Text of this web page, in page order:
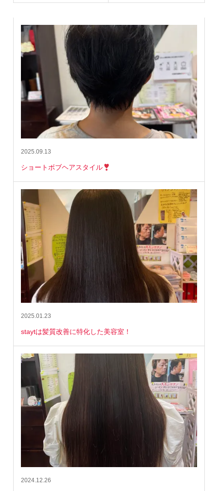
2025.09.13
ショートボブヘアスタイル
2025.01.23
staytは髪質改善に特化した美容室！
2024.12.26